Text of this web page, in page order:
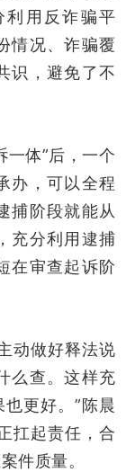
利用反诈骗平
情况、诈骗覆
识，避免了不
一体”后，一个
办，可以全程
捕阶段就能从
充分利用逮捕
在审查起诉阶
动做好释法说
么查。这样充
更好。”陈晨
扛起责任，合
件质量。